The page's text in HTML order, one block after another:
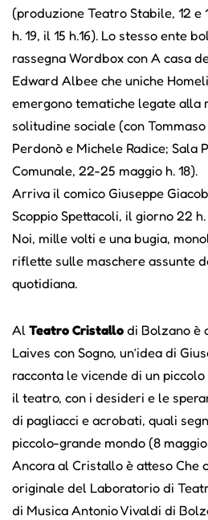
(produzione Teatro Stabile, 12 e
h. 19, il 15 h.16). Lo stesso ente
rassegna Wordbox con A casa
Edward Albee che uniche
emergono tematiche legate alla
solitudine sociale (con
Perdonò e Michele Radice; Sala
Comunale, 22-25 maggio h. 18).
Arriva il comico Giuseppe
Scoppio Spettacoli, il giorno 22
Noi, mille volti e una bugia,
riflette sulle maschere assunte
quotidiana.
Al Teatro Cristallo di Bolzano è
Laives con Sogno, un’idea di
racconta le vicende di un
il teatro, con i desideri e le
di pagliacci e acrobati, quali
piccolo-grande mondo (8 maggio
Ancora al Cristallo è atteso Che
originale del Laboratorio di
di Musica Antonio Vivaldi di